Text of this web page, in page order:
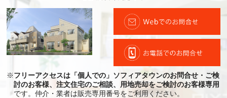
※フリーアクセスは「個人での」ソフィアタウンのお問合せ・ご検
討のお客様、注文住宅のご相談、用地売却をご検討のお客様専用
です。仲介・業者は販売専用番号をご利用ください。